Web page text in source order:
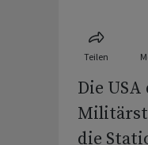
Teilen
Die
die